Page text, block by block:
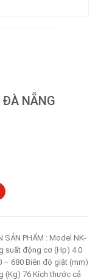
ĐÀ NẴNG
SẢN PHẨM : Model NK-
suất động cơ (Hp) 4.0
680 Biên độ giật (mm)
(Kg) 76 Kích thước cả